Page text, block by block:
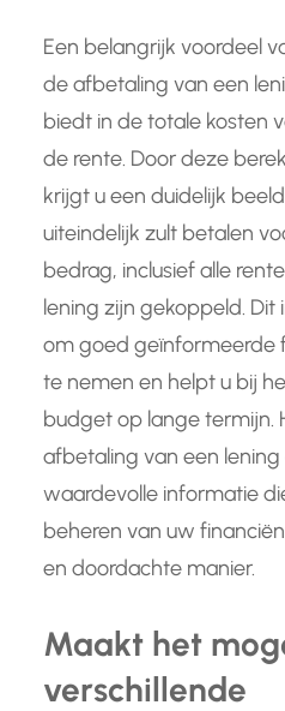
Een belangrijk voordeel
de afbetaling van een
biedt in de totale kosten
de rente. Door deze
krijgt u een duidelijk
uiteindelijk zult betalen
bedrag, inclusief alle
lening zijn gekoppeld. Dit
om goed geïnformeerde
te nemen en helpt u bij
budget op lange termijn.
afbetaling van een
waardevolle informatie
beheren van uw
en doordachte manier.
Maakt het
verschillende